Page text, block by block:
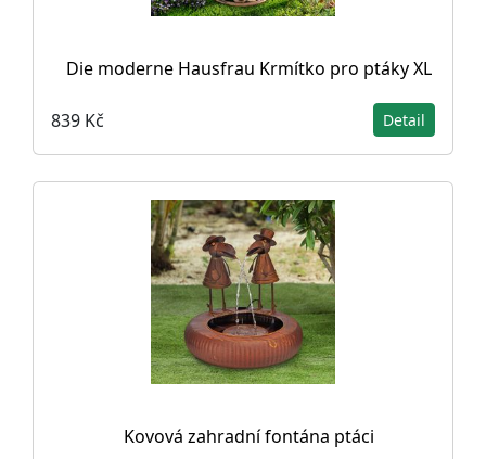
Die moderne Hausfrau Krmítko pro ptáky XL
839 Kč Detail
Kovová zahradní fontána ptáci